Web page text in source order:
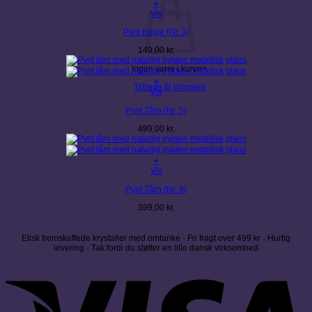
Ingen varer i kurven.
Tilbage til shoppen
+
Vis
Pyrit Kugle (Nr. 3)
149,00 kr.
+
Vis
Pyrit Tårn (Nr. 5)
499,00 kr.
+
Vis
Pyrit Tårn (Nr. 4)
399,00 kr.
Etisk fremskaffede krystaller med omtanke · Fri fragt over 499 kr · Hurtig
levering · Tak fordi du støtter en lille dansk virksomhed